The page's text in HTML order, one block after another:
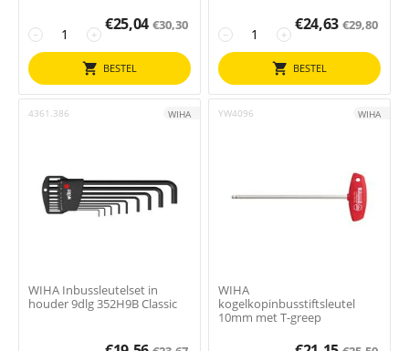
+
−
€25,04 €30,30
BESTEL
+
−
€24,63 €29,80
BESTEL
4361.386 WIHA
WIHA Inbussleutelset in
houder 9dlg 352H9B Classic
YW4096 WIHA
WIHA
kogelkopinbusstiftsleutel
10mm met T-greep